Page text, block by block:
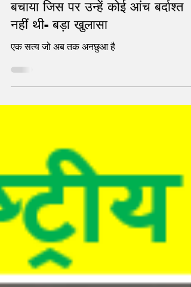
महंत नरेंद्र गिरि ने प्राण छोड़ कर भी वो
बचाया जिस पर उन्हें कोई आंच बर्दाश्त
नहीं थी- बड़ा खुलासा
एक सत्य जो अब तक अनछुआ है